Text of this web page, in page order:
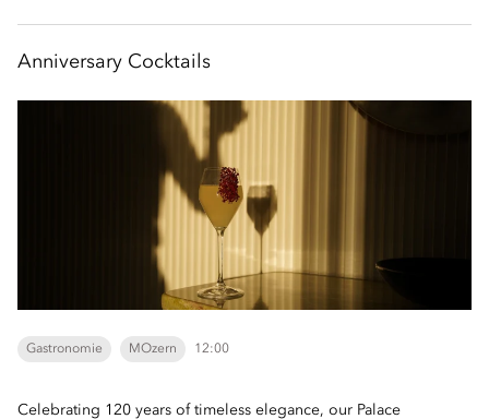
Anniversary Cocktails
Gastronomie MOzern 12:00
Celebrating 120 years of timeless elegance, our Palace